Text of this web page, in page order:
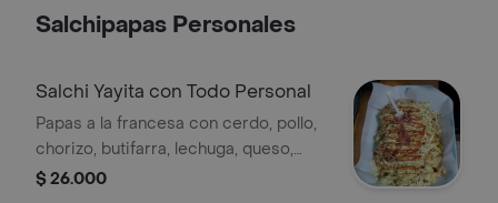
Salchipapas Personales
Salchi Yayita con Todo Personal
Papas a la francesa con cerdo, pollo,
chorizo, butifarra, lechuga, queso,
salsa de queso y salsas de la casa.
$ 26.000